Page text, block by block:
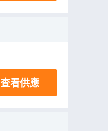
查看供應